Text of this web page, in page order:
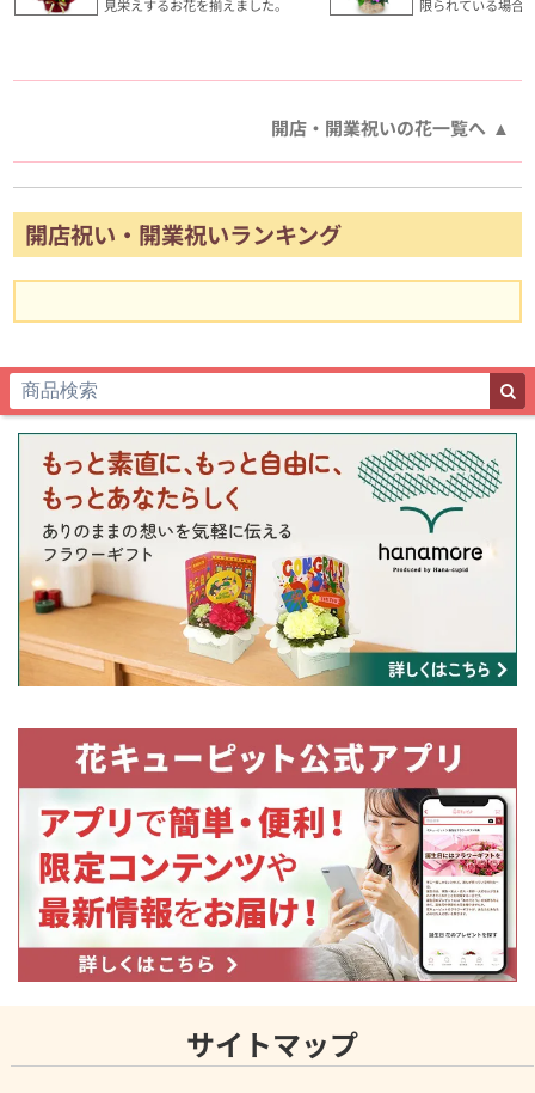
見栄えするお花を揃えました。
限られている場合
開店・開業祝いの花一覧へ
開店祝い・開業祝いランキング
サイトマップ